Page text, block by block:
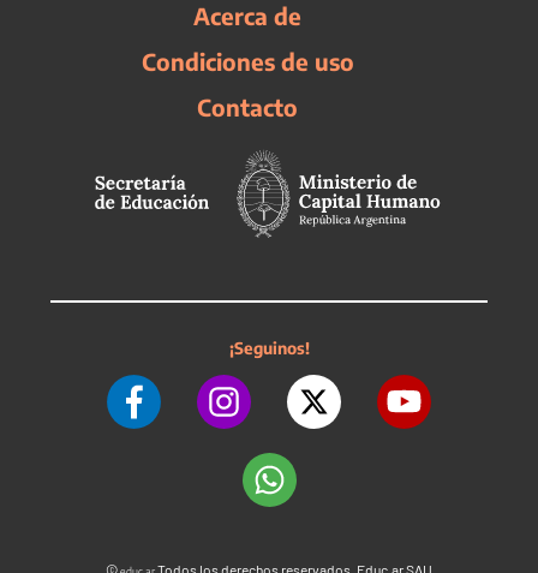
Acerca de
Condiciones de uso
Contacto
¡Seguinos!